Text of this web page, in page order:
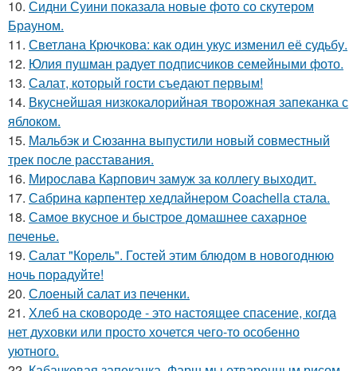
10. Сидни Суини показала новые фото со скутером
Брауном.
11. Светлана Крючкова: как один укус изменил её судьбу.
12. Юлия пушман радует подписчиков семейными фото.
13. Салат, который гости съедают первым!
14. Вкуснейшая низкокалорийная творожная запеканка с
яблоком.
15. Мальбэк и Сюзанна выпустили новый совместный
трек после расставания.
16. Мирослава Карпович замуж за коллегу выходит.
17. Сабрина карпентер хедлайнером Coachella стала.
18. Самое вкусное и быстрое домашнее сахарное
печенье.
19. Салат "Корель". Гостей этим блюдом в новогоднюю
ночь порадуйте!
20. Слоеный салат из печенки.
21. Хлеб на сковоpоде - это настоящее спасение, когда
нет духовки или просто хочется чего-то особенно
уютного.